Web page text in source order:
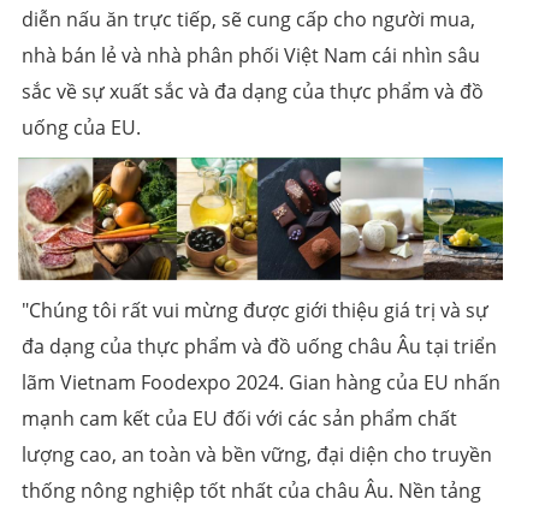
diễn nấu ăn trực tiếp, sẽ cung cấp cho người mua,
nhà bán lẻ và nhà phân phối Việt Nam cái nhìn sâu
sắc về sự xuất sắc và đa dạng của thực phẩm và đồ
uống của EU.
"Chúng tôi rất vui mừng được giới thiệu giá trị và sự
đa dạng của thực phẩm và đồ uống châu Âu tại triển
lãm Vietnam Foodexpo 2024. Gian hàng của EU nhấn
mạnh cam kết của EU đối với các sản phẩm chất
lượng cao, an toàn và bền vững, đại diện cho truyền
thống nông nghiệp tốt nhất của châu Âu. Nền tảng